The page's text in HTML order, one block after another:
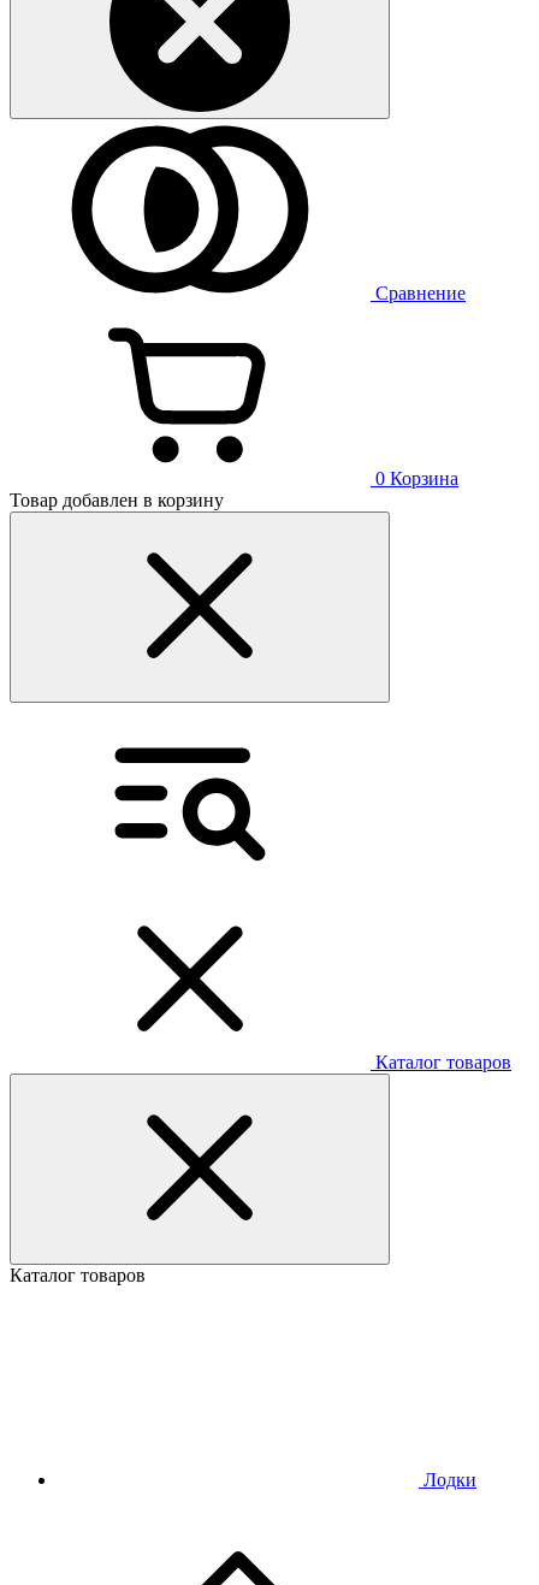
Сравнение
0 Корзина
Товар добавлен в корзину
Каталог товаров
Каталог товаров
Лодки